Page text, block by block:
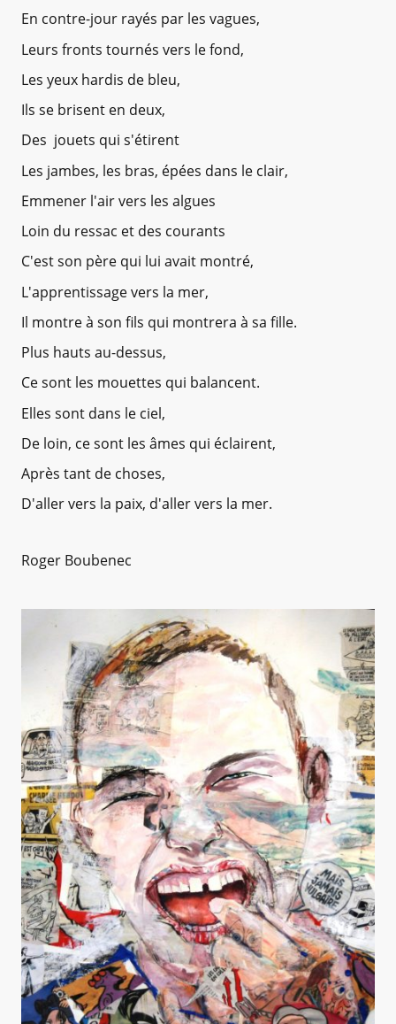
En contre-jour rayés par les vagues,
Leurs fronts tournés vers le fond,
Les yeux hardis de bleu,
Ils se brisent en deux,
Des jouets qui s'étirent
Les jambes, les bras, épées dans le clair,
Emmener l'air vers les algues
Loin du ressac et des courants
C'est son père qui lui avait montré,
L'apprentissage vers la mer,
Il montre à son fils qui montrera à sa fille.
Plus hauts au-dessus,
Ce sont les mouettes qui balancent.
Elles sont dans le ciel,
De loin, ce sont les âmes qui éclairent,
Après tant de choses,
D'aller vers la paix, d'aller vers la mer.
Roger Boubenec